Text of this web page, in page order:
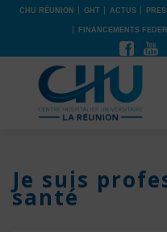
CHU RÉUNION GHT ACTUS
FINANCEMENTS FEDER
Je suis
santé